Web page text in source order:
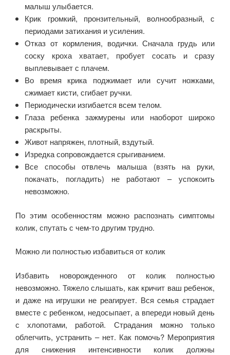
малыш улыбается.
Крик громкий, пронзительный, волнообразный, с
периодами затихания и усиления.
Отказ от кормления, водички. Сначала грудь или
соску кроха хватает, пробует сосать и сразу
выплевывает с плачем.
Во время крика поджимает или сучит ножками,
сжимает кисти, сгибает ручки.
Периодически изгибается всем телом.
Глаза ребенка зажмурены или наоборот широко
раскрыты.
Живот напряжен, плотный, вздутый.
Изредка сопровождается срыгиванием.
Все способы отвлечь малыша (взять на руки,
покачать, погладить) не работают – успокоить
невозможно.
По этим особенностям можно распознать симптомы
колик, спутать с чем-то другим трудно.
Можно ли полностью избавиться от колик
Избавить новорожденного от колик полностью
невозможно. Тяжело слышать, как кричит ваш ребенок,
и даже на игрушки не реагирует. Вся семья страдает
вместе с ребенком, недосыпает, а впереди новый день
с хлопотами, работой. Страдания можно только
облегчить, устранить – нет. Как помочь? Мероприятия
для снижения интенсивности колик должны